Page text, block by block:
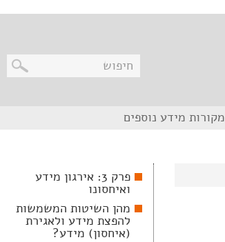
מקורות מידע נוספים
פרק 3: אירגון מידע
ואיחסונו
מהן השיטות המשמשות
להפצת מידע ולאגירת
(איחסון) מידע?